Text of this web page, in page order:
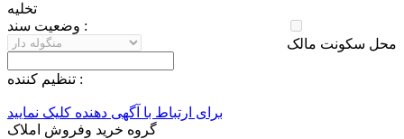
تخلیه
محل سکونت مالک
وضعيت سند :
تنظيم کننده :
برای ارتباط با آگهی دهنده کلیک نمایید
گروه خرید وفروش املاک